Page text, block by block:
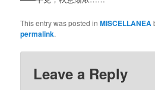
This entry was posted inMISCELLANEA
permalink.
Leave a Reply